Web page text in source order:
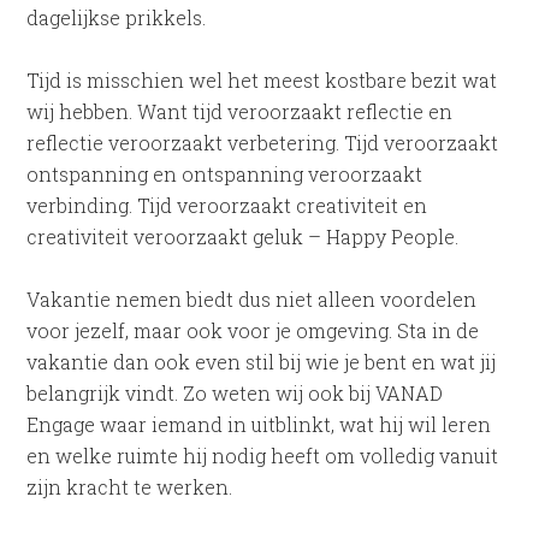
dagelijkse prikkels.
Tijd is misschien wel het meest kostbare bezit wat
wij hebben. Want tijd veroorzaakt reflectie en
reflectie veroorzaakt verbetering. Tijd veroorzaakt
ontspanning en ontspanning veroorzaakt
verbinding. Tijd veroorzaakt creativiteit en
creativiteit veroorzaakt geluk – Happy People.
Vakantie nemen biedt dus niet alleen voordelen
voor jezelf, maar ook voor je omgeving. Sta in de
vakantie dan ook even stil bij wie je bent en wat jij
belangrijk vindt. Zo weten wij ook bij VANAD
Engage waar iemand in uitblinkt, wat hij wil leren
en welke ruimte hij nodig heeft om volledig vanuit
zijn kracht te werken.